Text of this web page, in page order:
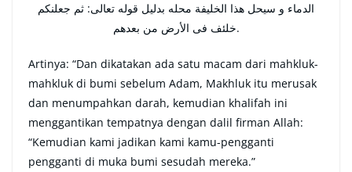
الدماء و سيحل هذا الخليفة محله بدليل قوله تعالى: ثم جعلنكم
خلئف فى الأرض من بعدهم.
Artinya: “Dan dikatakan ada satu macam dari mahkluk-
mahkluk di bumi sebelum Adam, Makhluk itu merusak
dan menumpahkan darah, kemudian khalifah ini
menggantikan tempatnya dengan dalil firman Allah:
“Kemudian kami jadikan kami kamu-pengganti
pengganti di muka bumi sesudah mereka.”